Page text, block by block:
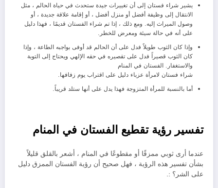
يشير شراء فستان إلى أن تغييرات جيدة ستحدث في حياة الحالم ، مثل
الانتقال إلى وظيفة أفضل أو منزل أفضل ، أو إقامة علاقة جديدة ، أو
وصول الميراث إليه. ومع ذلك ، إذا تم شراء الفستان قديمًا ، فهذا دليل
على أنه في حالة سيئة ومعرض للخطر.
وإذا كان الثوب طويلاً فدل على أن الحالم قد أوفى بواجبه الطاعة ، وإذا
كان الثوب قصيراً فدل على تقصيره في حقه الإلهي ويحتاج إلى التوبة
والاستغفار. الفستان في المنام
شراء فستان لامرأة عزباء دليل على اقتراب يوم زفافها.
أما بالنسبة للمرأة المتزوجة فهذا يدل على أنها ستلد قريباً.
تفسير رؤية تقطيع الفستان في المنام
عندما أرى ثوبي ممزقًا أو مقطوعًا في المنام ، أشعر بالقلق قليلاً
بشأن تفسير هذه الرؤية ، فهل صحيح أن رؤية الفستان الممزق دليل
على الشر؟ :.